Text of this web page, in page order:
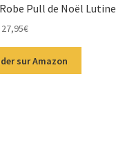
Pull de Noël Lutine
27,95€
sur Amazon